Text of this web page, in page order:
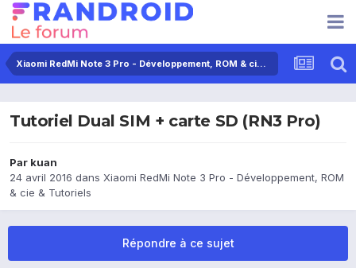
Xiaomi RedMi Note 3 Pro - Développement, ROM & cie & Tutoriels
Tutoriel Dual SIM + carte SD (RN3 Pro)
Par kuan
24 avril 2016 dans Xiaomi RedMi Note 3 Pro - Développement, ROM
& cie & Tutoriels
Répondre à ce sujet